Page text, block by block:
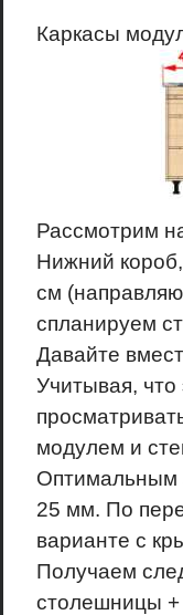
Каркасы
Рассмотрим
Нижний
см
спланируем
Давайте
Учитывая,
модулем и
Оптимальным
25 мм. По
варианте с
Получаем
столешницы +